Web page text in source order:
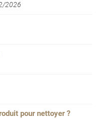
2026
pour nettoyer ?